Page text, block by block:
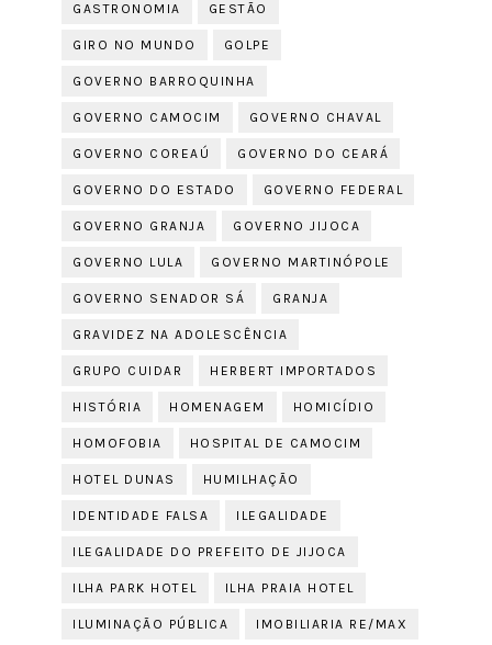
GASTRONOMIA GESTÃO
GIRO NO MUNDO GOLPE
GOVERNO BARROQUINHA
GOVERNO CAMOCIM GOVERNO CHAVAL
GOVERNO COREAÚ GOVERNO DO CEARÁ
GOVERNO DO ESTADO GOVERNO FEDERAL
GOVERNO GRANJA GOVERNO JIJOCA
GOVERNO LULA GOVERNO MARTINÓPOLE
GOVERNO SENADOR SÁ GRANJA
GRAVIDEZ NA ADOLESCÊNCIA
GRUPO CUIDAR HERBERT IMPORTADOS
HISTÓRIA HOMENAGEM HOMICÍDIO
HOMOFOBIA HOSPITAL DE CAMOCIM
HOTEL DUNAS HUMILHAÇÃO
IDENTIDADE FALSA ILEGALIDADE
ILEGALIDADE DO PREFEITO DE JIJOCA
ILHA PARK HOTEL ILHA PRAIA HOTEL
ILUMINAÇÃO PÚBLICA IMOBILIARIA RE/MAX